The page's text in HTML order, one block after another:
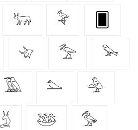
𓃒 𓅝
𓄀 𓅡 𓅨
𓅀 𓅌 𓅲
𓄄 𓅸 𓅜